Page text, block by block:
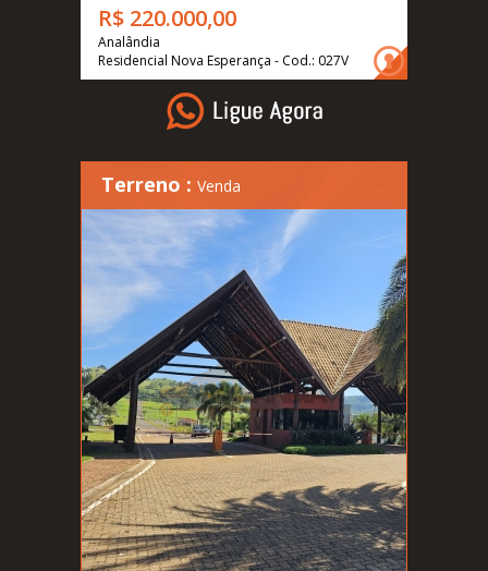
R$ 220.000,00
Analândia
Residencial Nova Esperança - Cod.: 027V
Terreno : Venda